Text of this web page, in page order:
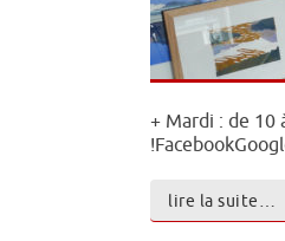
+ Mardi : de 10
lire la suite…